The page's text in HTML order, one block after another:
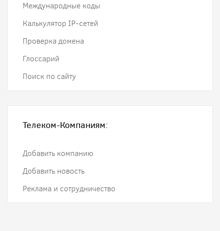
Международные коды
Калькулятор IP-сетей
Проверка домена
Глоссарий
Поиск по сайту
Телеком-Компаниям:
Добавить компанию
Добавить новость
Реклама и сотрудничество